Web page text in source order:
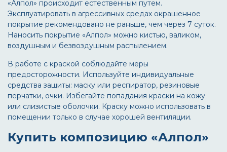
«Алпол» происходит естественным путем.
Эксплуатировать в агрессивных средах окрашенное
покрытие рекомендовано не раньше, чем через 7 суток.
Наносить покрытие «Алпол» можно кистью, валиком,
воздушным и безвоздушным распылением.
В работе с краской соблюдайте меры
предосторожности. Используйте индивидуальные
средства защиты: маску или респиратор, резиновые
перчатки, очки. Избегайте попадания краски на кожу
или слизистые оболочки. Краску можно использовать в
помещении только в случае хорошей вентиляции.
Купить композицию «Алпол»